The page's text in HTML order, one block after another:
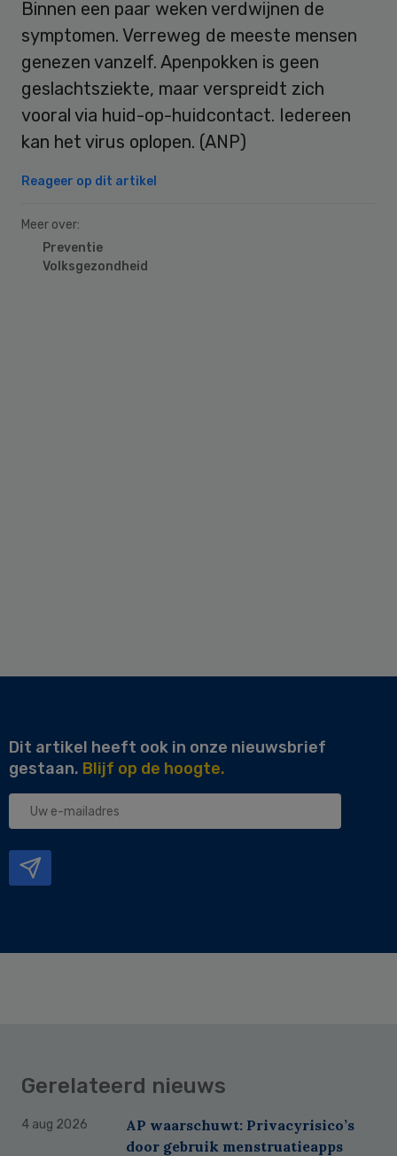
Binnen een paar weken verdwijnen de
symptomen. Verreweg de meeste mensen
genezen vanzelf. Apenpokken is geen
geslachtsziekte, maar verspreidt zich
vooral via huid-op-huidcontact. Iedereen
kan het virus oplopen. (ANP)
Reageer op dit artikel
Meer over:
Preventie
Volksgezondheid
Dit artikel heeft ook in onze nieuwsbrief
gestaan. Blijf op de hoogte.
Uw
Gerelateerd nieuws
4 aug 2026
AP waarschuwt: Privacyrisico’s
door gebruik menstruatieapps